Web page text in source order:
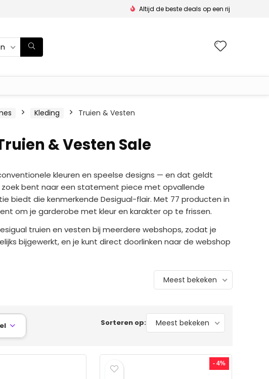
Altijd de beste deals op een rij
Kleding Truien & Vesten
& Vesten Sale
kleuren en speelse designs — en dat geldt
bent naar een statement piece met opvallende
biedt die kenmerkende Desigual-flair. Met 77 producten in
om je garderobe met kleur en karakter op te frissen.
truien en vesten bij meerdere webshops, zodat je
bijgewerkt, en je kunt direct doorlinken naar de webshop
Meest bekeken
Sorteren op: Meest bekeken

- 4%